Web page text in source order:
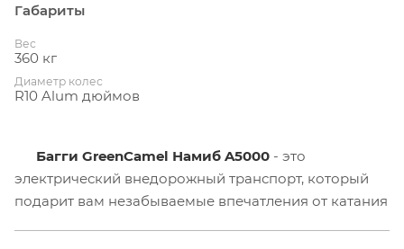
Габариты
Вес
360 кг
Диаметр колес
R10 Alum дюймов
Багги GreenCamel Намиб A5000 - это
электрический внедорожный транспорт, который
подарит вам незабываемые впечатления от катания